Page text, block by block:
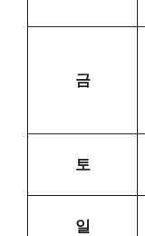
금
토
일